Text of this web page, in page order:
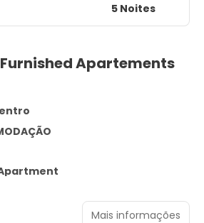
5 Noites
Apartements
Mais informações